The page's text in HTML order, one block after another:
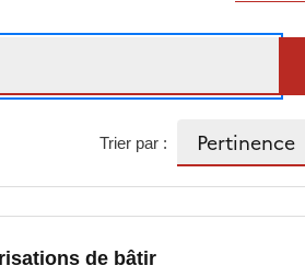
Trier par :
de bâtir